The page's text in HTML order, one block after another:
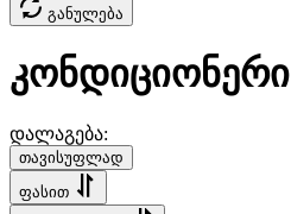
განულება
კონდიციონერი
დალაგება:
თავისუფლად
ფასით